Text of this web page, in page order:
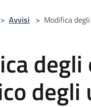
> Avvisi > Modifica
degli